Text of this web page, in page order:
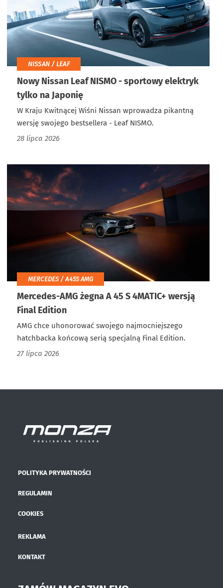
NISSAN / LEAF
Nowy Nissan Leaf NISMO - sportowy elektryk
tylko na Japonię
W Kraju Kwitnącej Wiśni Nissan wprowadza pikantną
wersję swojego bestsellera - Leaf NISMO.
28 lipca 2026
MERCEDES / A45S AMG
Mercedes-AMG żegna A 45 S 4MATIC+ wersją
Final Edition
AMG chce uhonorować swojego najmocniejszego
hatchbacka końcową serią specjalną Final Edition.
27 lipca 2026
POLITYKA PRYWATNOŚCI
REGULAMIN
COOKIES
REKLAMA
KONTAKT